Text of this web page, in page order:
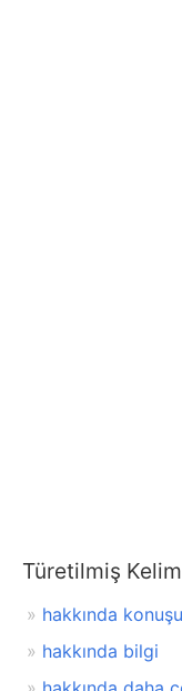
Türetilmiş
hakkında
hakkında bilgi